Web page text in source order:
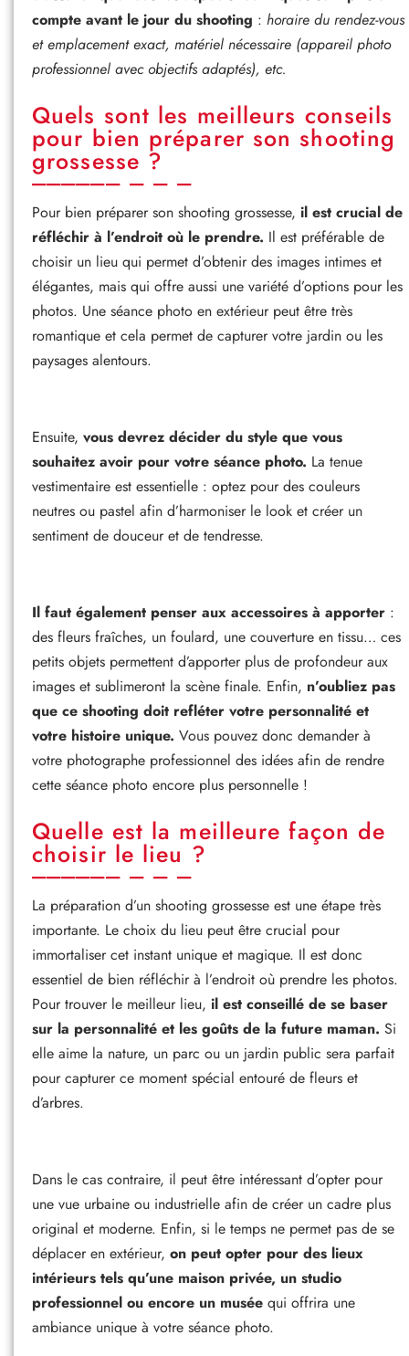
compte avant le jour du shooting : horaire du rendez-vous
et emplacement exact, matériel nécessaire (appareil photo
professionnel avec objectifs adaptés), etc.
Quels sont les meilleurs conseils
pour bien préparer son shooting
grossesse ?
Pour bien préparer son shooting grossesse, il est crucial de
réfléchir à l’endroit où le prendre. Il est préférable de
choisir un lieu qui permet d’obtenir des images intimes et
élégantes, mais qui offre aussi une variété d’options pour les
photos. Une séance photo en extérieur peut être très
romantique et cela permet de capturer votre jardin ou les
paysages alentours.
Ensuite, vous devrez décider du style que vous
souhaitez avoir pour votre séance photo. La tenue
vestimentaire est essentielle : optez pour des couleurs
neutres ou pastel afin d’harmoniser le look et créer un
sentiment de douceur et de tendresse.
Il faut également penser aux accessoires à apporter :
des fleurs fraîches, un foulard, une couverture en tissu… ces
petits objets permettent d’apporter plus de profondeur aux
images et sublimeront la scène finale. Enfin, n’oubliez pas
que ce shooting doit refléter votre personnalité et
votre histoire unique. Vous pouvez donc demander à
votre photographe professionnel des idées afin de rendre
cette séance photo encore plus personnelle !
Quelle est la meilleure façon de
choisir le lieu ?
La préparation d’un shooting grossesse est une étape très
importante. Le choix du lieu peut être crucial pour
immortaliser cet instant unique et magique. Il est donc
essentiel de bien réfléchir à l’endroit où prendre les photos.
Pour trouver le meilleur lieu, il est conseillé de se baser
sur la personnalité et les goûts de la future maman. Si
elle aime la nature, un parc ou un jardin public sera parfait
pour capturer ce moment spécial entouré de fleurs et
d’arbres.
Dans le cas contraire, il peut être intéressant d’opter pour
une vue urbaine ou industrielle afin de créer un cadre plus
original et moderne. Enfin, si le temps ne permet pas de se
déplacer en extérieur, on peut opter pour des lieux
intérieurs tels qu’une maison privée, un studio
professionnel ou encore un musée qui offrira une
ambiance unique à votre séance photo.